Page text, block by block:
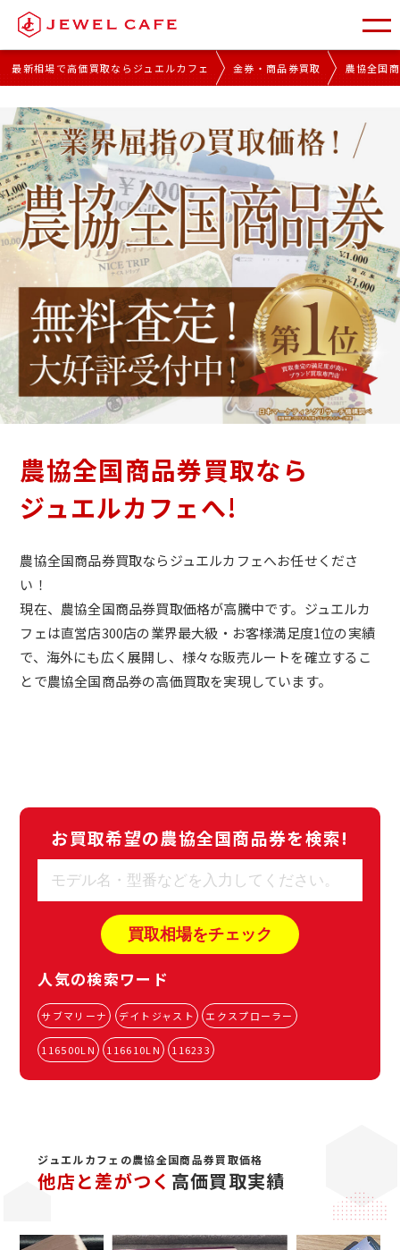
最新相場で高価買取ならジュエルカフェ 金券・商品券買取 農協全国
農協全国商品券買取なら
ジュエルカフェへ!
農協全国商品券買取ならジュエルカフェへお任せくださ
い！
現在、農協全国商品券買取価格が高騰中です。ジュエルカ
フェは直営店300店の業界最大級・お客様満足度1位の実績
で、海外にも広く展開し、様々な販売ルートを確立するこ
とで農協全国商品券の高価買取を実現しています。
お買取希望の農協全国商品券を検索!
人気の検索ワード
サブマリーナ デイトジャスト エクスプローラー
116500LN 116610LN 116233
ジュエルカフェの農協全国商品券買取価格
他店と差がつく 高価買取実績